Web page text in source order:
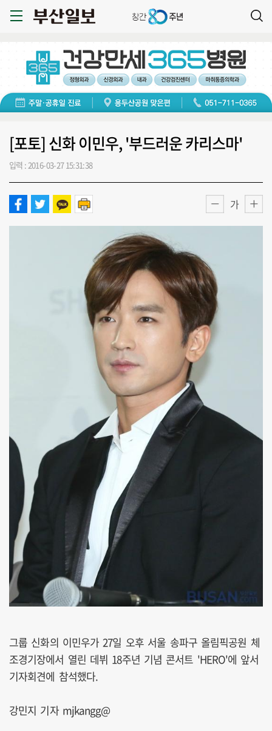
[포토] 신화 이민우, '부드러운 카리스마'
입력 : 2016-03-27 15:31:38
가
그룹 신화의 이민우가 27일 오후 서울 송파구 올림픽공원 체
조경기장에서 열린 데뷔 18주년 기념 콘서트 'HERO'에 앞서
기자회견에 참석했다.
강민지 기자 mjkangg@